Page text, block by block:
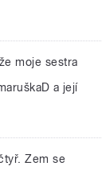
moje sestra
a její
Zem se